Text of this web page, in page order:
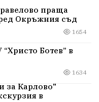
праща
Окръжния съд
1654
Ботев” в
1634
за Карлово"
в